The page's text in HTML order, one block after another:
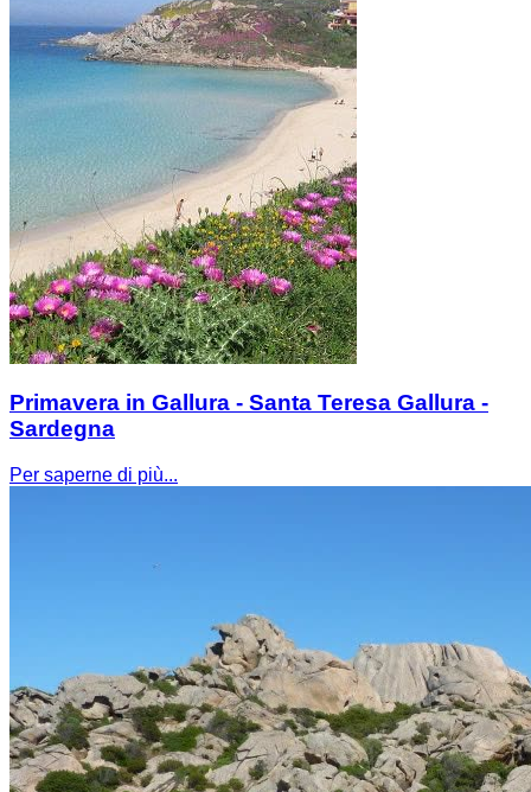
Primavera in Gallura - Santa Teresa Gallura -
Sardegna
Per saperne di più...